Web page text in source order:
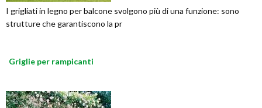
I grigliati in legno per balcone svolgono più di una funzione: sono
strutture che garantiscono la pr
Griglie per rampicanti